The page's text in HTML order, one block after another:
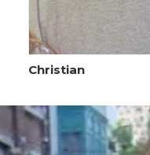
Christian